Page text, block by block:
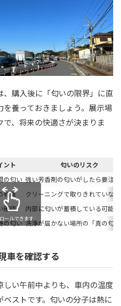
、購入後に「匂いの限界」に直
養っておきましょう。展示場
、将来の快適さが決まりま
ント
匂いのリスク
の匂い 強い芳香剤の匂いがしたら要注意
有無
クリーニングで取りきれていな
確認
内部に匂いが蓄積している可能
の匂い 洗浄が届かない場所の「真の匂
ールできます
車を確認する
い午前中よりも、車内の温度
ストです。匂いの分子は熱に